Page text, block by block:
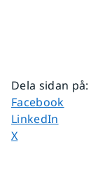
Dela sidan på:
Dela sidan på
Facebook
Dela sidan på
LinkedIn
Dela sidan på
X